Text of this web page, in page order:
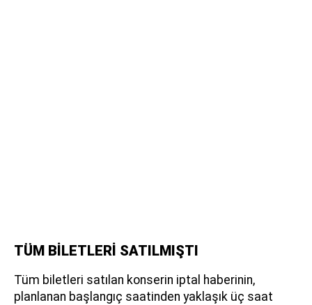
TÜM BİLETLERİ SATILMIŞTI
Tüm biletleri satılan konserin iptal haberinin,
planlanan başlangıç saatinden yaklaşık üç saat